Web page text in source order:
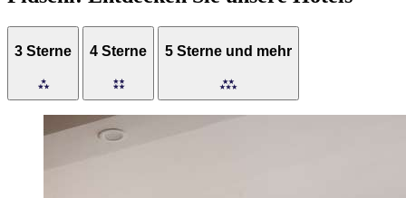
3 Sterne 4 Sterne 5 Sterne und mehr